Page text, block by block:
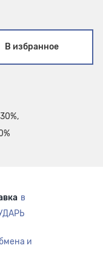
В избранное
в
и